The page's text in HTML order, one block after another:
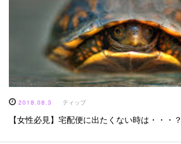
2018.08.3 ティップ
【女性必見】宅配便に出たくない時は・・・？